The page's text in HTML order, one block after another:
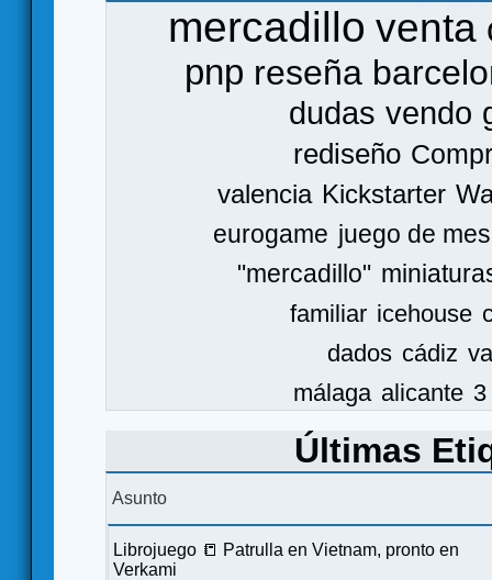
mercadillo venta
pnp reseña
dudas vendo
rediseño
valencia Kickstarter
eurogame juego de
"mercadillo"
familiar icehouse
dados cádiz
málaga alicante
Últimas
Asunto
Librojuego 📒 Patrulla en Vietnam, pronto en
Verkami